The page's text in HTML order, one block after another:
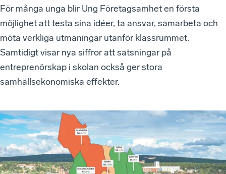
För många unga blir Ung Företagsamhet en första
möjlighet att testa sina idéer, ta ansvar, samarbeta och
möta verkliga utmaningar utanför klassrummet.
Samtidigt visar nya siffror att satsningar på
entreprenörskap i skolan också ger stora
samhällsekonomiska effekter.